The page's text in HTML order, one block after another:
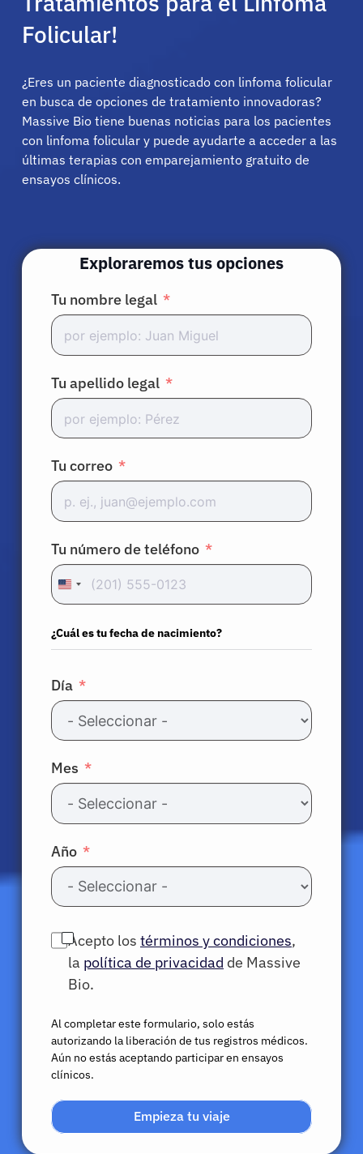
Pacientes
Médicos
Soluciones
Recursos
Acerca de
Iniciar sesión
Español
Folicular!
¿Eres un paciente diagnosticado con linfoma folicular
en busca de opciones de tratamiento innovadoras?
Massive Bio tiene buenas noticias para los pacientes
con linfoma folicular y puede ayudarte a acceder a las
últimas terapias con emparejamiento gratuito de
ensayos clínicos.
Exploraremos tus opciones
Tu nombre legal
Tu apellido legal
Tu correo
Tu número de teléfono
United
+1
¿Cuál es tu fecha de nacimiento?
Día
Mes
Año
Acepto los términos y condiciones,
la política de privacidad de Massive
Bio.
Al completar este formulario, solo estás
autorizando la liberación de tus registros médicos.
Aún no estás aceptando participar en ensayos
clínicos.
Empieza tu viaje